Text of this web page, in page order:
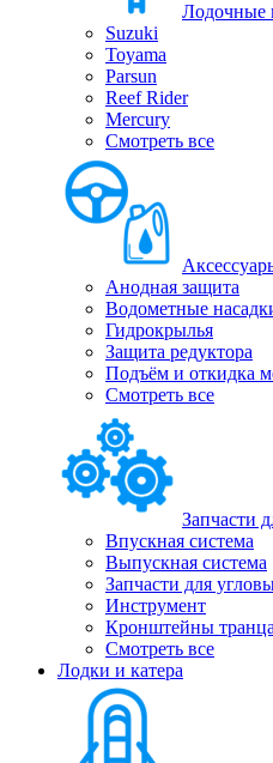
Лодочные
Suzuki
Toyama
Parsun
Reef Rider
Mercury
Смотреть все
Анодная защита
Водометные
Гидрокрылья
Защита редуктора
Подъём и откидка
Смотреть все
Запчасти
Впускная система
Выпускная система
Запчасти для
Инструмент
Кронштейны транца
Смотреть все
Лодки и катера